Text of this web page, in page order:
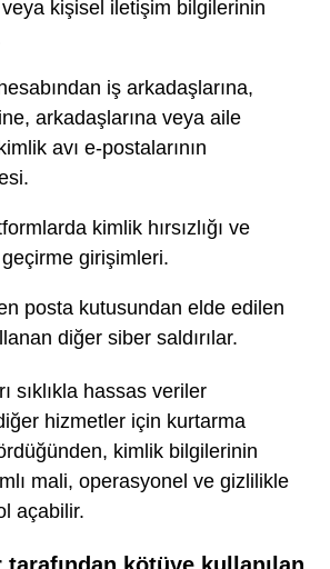
kişisel iletişim bilgilerinin
iş arkadaşlarına,
arkadaşlarına veya aile
avı e-postalarının
kimlik hırsızlığı ve
girişimleri.
posta kutusundan elde edilen
diğer siber saldırılar.
sıklıkla hassas veriler
hizmetler için kurtarma
kimlik bilgilerinin
mali, operasyonel ve gizlilikle
açabilir.